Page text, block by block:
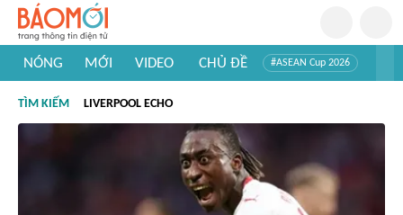
NÓNG MỚI VIDEO CHỦ ĐỀ #ASEAN Cup 2026
#Khám phá thế giới
TÌM KIẾM LIVERPOOL ECHO